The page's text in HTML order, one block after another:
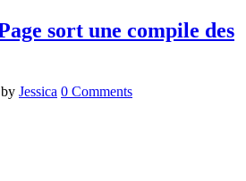
sort une compile des
by Jessica 0 Comments